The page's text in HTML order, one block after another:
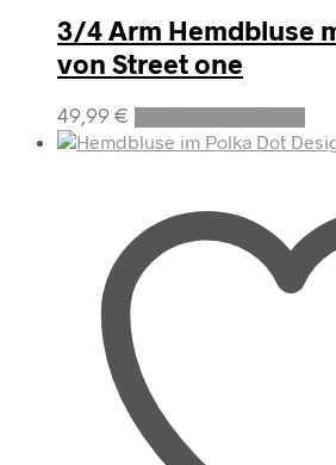
3/4 Arm Hemdbluse
von Street one
49,99 €
auf.
Die